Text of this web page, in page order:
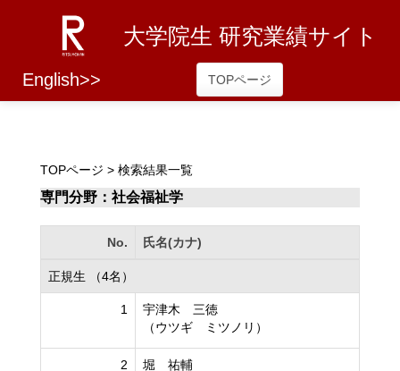
大学院生 研究業績サイト
English>> TOPページ
TOPページ > 検索結果一覧
専門分野：社会福祉学
No. 氏名(カナ)
正規生 （4名）
1
宇津木 三徳
（ウツギ ミツノリ）
2
堀 祐輔